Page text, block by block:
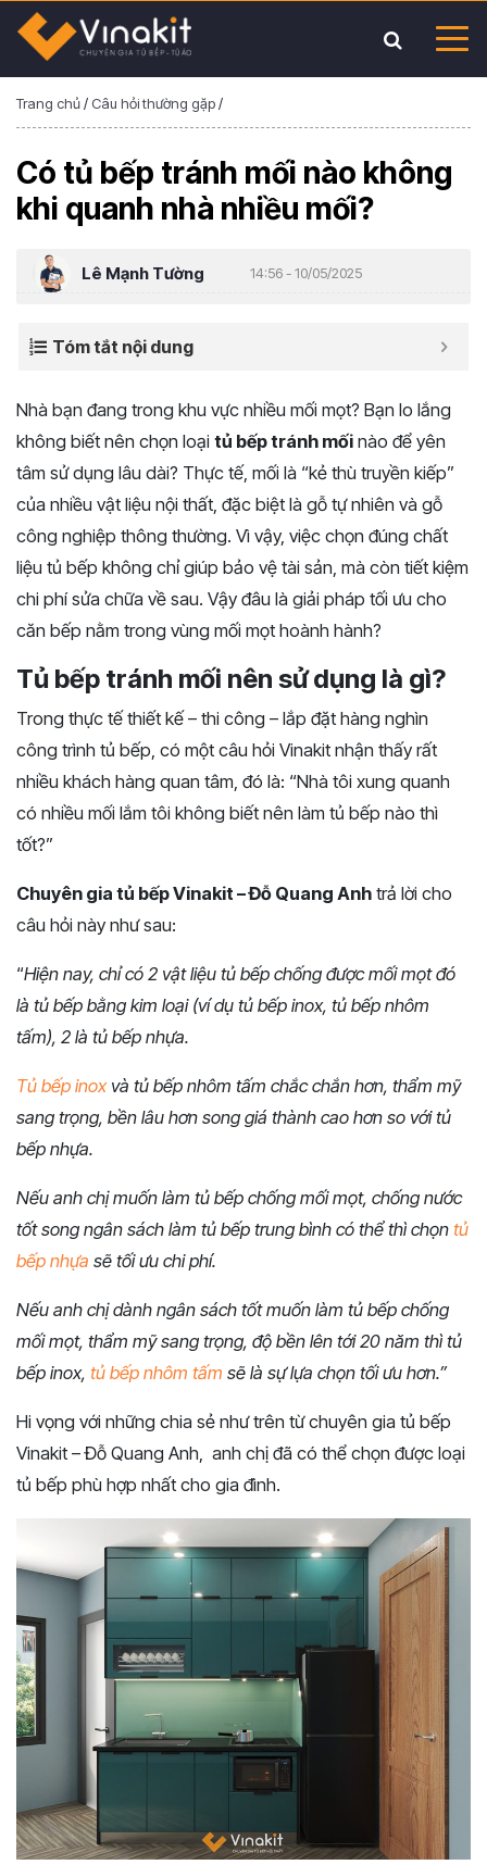
Trang chủ/ Câu hỏi thường gặp/
Có tủ bếp tránh mối nào không
khi quanh nhà nhiều mối?
Lê Mạnh Tường 14:56 - 10/05/2025
Tóm tắt nội dung
Nhà bạn đang trong khu vực nhiều mối mọt? Bạn lo lắng
không biết nên chọn loại tủ bếptránh mối nào để yên
tâm sửdụng lâu dài? Thực tế, mối là “kẻ thù truyền kiếp”
của nhiều vật liệu nội thất, đặc biệt là gỗ tựnhiên và gỗ
công nghiệp thông thường. Vì vậy, việc chọn đúng chất
liệu tủ bếp không chỉgiúp bảo vệ tài sản, mà còn tiết kiệm
chi phísửa chữa về sau. Vậy đâu là giải pháp tối ưu cho
căn bếp nằm trong vùng mối mọt hoành hành?
Tủ bếp tránh mối nên sử dụng là gì?
Trong thực tế thiết kế – thi công – lắp đặt hàng nghìn
công trình tủ bếp, có một câu hỏi Vinakit nhận thấy rất
nhiều khách hàng quan tâm, đó là: “Nhà tôi xung quanh
có nhiều mối lắm tôi không biết nên làm tủ bếp nào thì
tốt?”
Chuyên gia tủ bếp Vinakit – Đỗ Quang Anh trả lời cho
câu hỏi này như sau:
“Hiện nay, chỉ có 2 vật liệu tủ bếp chống được mối mọt đó
là tủ bếp bằng kim loại (ví dụ tủ bếp inox, tủ bếp nhôm
tấm), 2 là tủ bếp nhựa.
Tủ bếp inoxvà tủ bếp nhôm tấm chắc chắn hơn, thẩm mỹ
sang trọng, bền lâu hơn song giá thành cao hơn so với tủ
bếp nhựa.
Nếu anh chị muốn làm tủ bếp chống mối mọt, chống nước
tốt song ngân sách làm tủ bếp trung bình có thể thì chọn tủ
bếp nhựa sẽ tối ưu chi phí.
Nếu anh chị dành ngân sách tốt muốn làm tủ bếp chống
mối mọt, thẩm mỹ sang trọng, độ bền lên tới 20 năm thì tủ
bếp inox, tủ bếp nhôm tấm sẽ là sự lựa chọn tối ưu hơn.”
Hi vọng với những chia sẻ như trên từ chuyên gia tủ bếp
Vinakit – Đỗ Quang Anh, anh chị đã có thể chọn được loại
tủ bếp phù hợp nhất cho gia đình.